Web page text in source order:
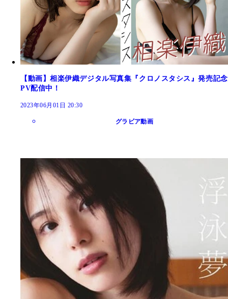
【動画】相楽伊織デジタル写真集『クロノスタシス』発売記念
PV配信中！
2023年06月01日 20:30
グラビア動画